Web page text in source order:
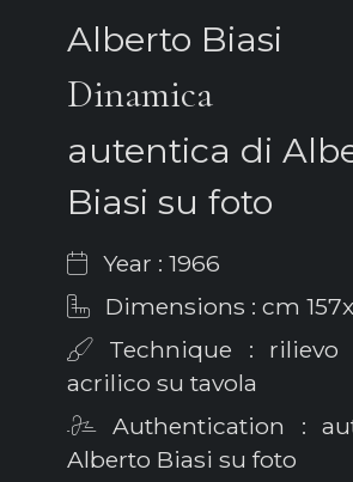
Alberto Biasi
Dinamica
autentica di
Biasi su foto
Year : 1966
Dimensions : cm
Technique : rilievo
acrilico su tavola
Authentication :
Alberto Biasi su foto